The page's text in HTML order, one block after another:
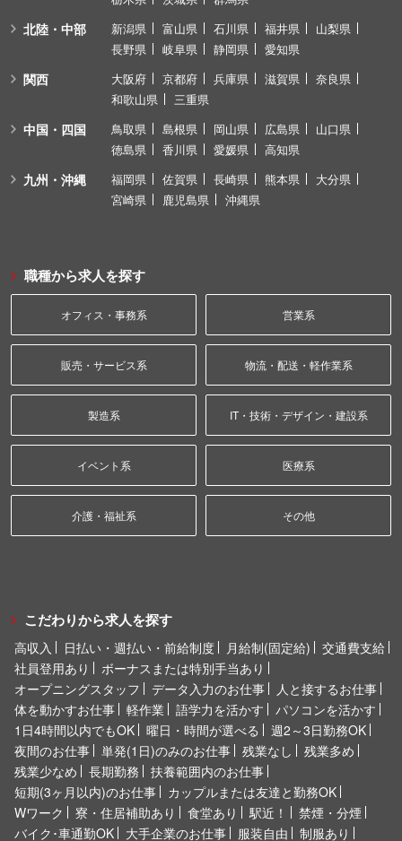
北陸・中部 新潟県 富山県 石川県 福井県
山梨県
長野県
岐阜県 静岡県 愛知県
関西 大阪府 京都府 兵庫県 滋賀県
奈良県
和歌山県
三重県
中国・四国 鳥取県 島根県 岡山県 広島県
山口県
徳島県
香川県 愛媛県 高知県
九州・沖縄 福岡県 佐賀県 長崎県 熊本県
大分県
宮崎県
鹿児島県 沖縄県
職種から求人を探す
オフィス・事務系 営業系
販売・サービス系 物流・配送・軽作業系
製造系 IT・技術・デザイン・建設系
イベント系 医療系
介護・福祉系 その他
こだわりから求人を探す
高収入 日払い・週払い・前給制度 月給制(固定給)
交通費支給
社員登用あり
ボーナスまたは特別手当あり
オープニングスタッフ
データ入力のお仕事
人と接するお仕事
体を動かすお仕事
軽作業 語学力を活かす
パソコンを活かす
1日4時間以内でもOK
曜日・時間が選べる
週2～3日勤務OK
夜間のお仕事
単発(1日)のみのお仕事 残業なし
残業多め
残業少なめ
長期勤務
扶養範囲内のお仕事
短期(3ヶ月以内)のお仕事
カップルまたは友達と勤務OK
Wワーク
寮・住居補助あり 食堂あり 駅近！
禁煙・分煙
バイク･車通勤OK
大手企業のお仕事 服装自由 制服あり